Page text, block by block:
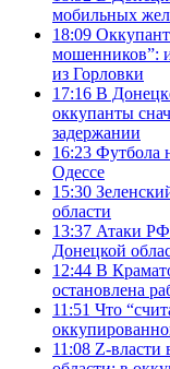
мобильных
18:09
мошенников”:
из Горловки
17:16 В
оккупанты
задержании
16:23 Футбола
Одессе
15:30
области
13:37 Атаки РФ
Донецкой
12:44 В
остановлена
11:51 Что
11:08 Z-власти